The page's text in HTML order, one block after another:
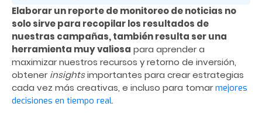
Elaborar un reporte de monitoreo de noticias no
solo sirve para recopilar los resultados de
nuestras campañas, también resulta ser una
herramienta muy valiosa para aprender a
maximizar nuestros recursos y retorno de inversión,
obtenerinsightsimportantes para crear estrategias
cada vez más creativas, e incluso para tomarmejores
decisiones en tiempo real.